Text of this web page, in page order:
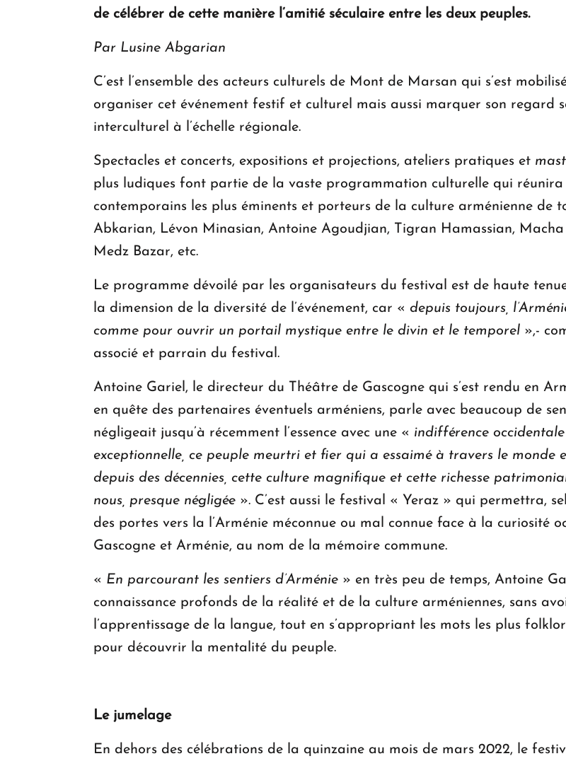
de célébrer de cette manière l’amitié séculaire entre les deux peuples.
Par Lusine Abgarian
C’est l’ensemble des acteurs culturels de Mont de Marsan qui s’est
organiser cet événement festif et culturel mais aussi marquer son regard
interculturel à l’échelle régionale.
Spectacles et concerts, expositions et projections, ateliers pratiques et
plus ludiques font partie de la vaste programmation culturelle qui
contemporains les plus éminents et porteurs de la culture arménienne de
Abkarian, Lévon Minasian, Antoine Agoudjian, Tigran Hamassian,
Medz Bazar, etc.
Le programme dévoilé par les organisateurs du festival est de haute
la dimension de la diversité de l’événement, car « depuis toujours,
comme pour ouvrir un portail mystique entre le divin et le temporel »,-
associé et parrain du festival.
Antoine Gariel, le directeur du Théâtre de Gascogne qui s’est rendu en
en quête des partenaires éventuels arméniens, parle avec beaucoup de
négligeait jusqu’à récemment l’essence avec une « indifférence occidentale
exceptionnelle, ce peuple meurtri et fier qui a essaimé à travers le
depuis des décennies, cette culture magnifique et cette richesse
nous, presque négligée ». C’est aussi le festival « Yeraz » qui permettra,
des portes vers la l’Arménie méconnue ou mal connue face à la curiosité
Gascogne et Arménie, au nom de la mémoire commune.
« En parcourant les sentiers d’Arménie » en très peu de temps, Antoine
connaissance profonds de la réalité et de la culture arméniennes, sans
l’apprentissage de la langue, tout en s’appropriant les mots les plus
pour découvrir la mentalité du peuple.
Le jumelage
En dehors des célébrations de la quinzaine au mois de mars 2022, le